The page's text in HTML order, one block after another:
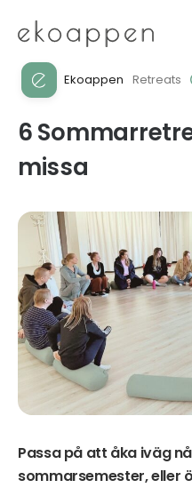
Ekoappen Retreats
6
missa
Passa på att åka iväg
sommarsemester, eller